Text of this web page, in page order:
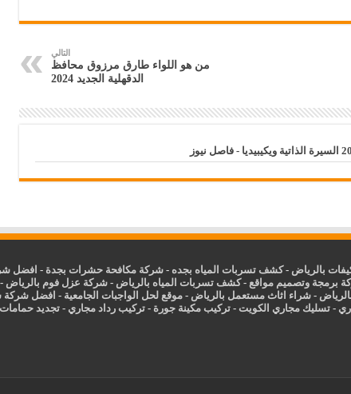
التالي
من هو اللواء طارق مرزوق محافظ
الدقهلية الجديد 2024
بالرياض -كشف تسربات المياه بجده -شركة مكافحة حشرات بجدة - افضل
برمجة وتصميم مواقع -كشف تسربات المياه بالرياض -شركة عزل فوم بالرياض
-شراء اثاث مستعمل بالرياض - موقع لحل الواجبات الجامعية - افضل شركة
-تسليك مجاري الكويت -تركيب مكينة جورة -تركيب رداد مجاري -تجديد حمامات